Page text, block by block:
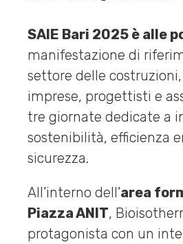
SAIE Bari 2025 è alle
manifestazione di
settore delle
imprese, progettisti e
tre giornate dedicate a
sostenibilità, efficienza
sicurezza.
All’interno dell’area
Piazza ANIT,
protagonista con un